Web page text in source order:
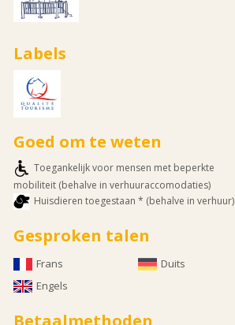
Labels
Goed om te weten
Toegankelijk voor mensen met beperkte
mobiliteit (behalve in verhuuraccomodaties)
Huisdieren toegestaan * (behalve in verhuur)
Gesproken talen
Frans
Engels
Duits
Betaalmethoden